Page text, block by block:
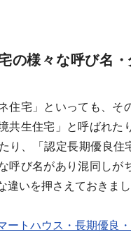
の様々な呼び名・
住宅」といっても、そ
共生住宅」と呼ばれた
り、「認定長期優良住
呼び名があり混同しが
違いを押さえておきまし
ートハウス・長期優良